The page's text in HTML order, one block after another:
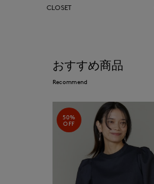
CLOSET
おすすめ商品
Recommend
50%
OFF